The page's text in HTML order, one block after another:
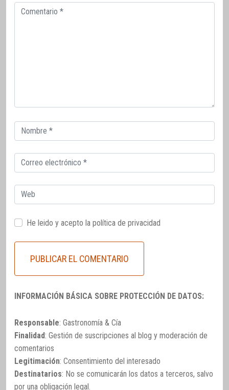
Comentario
Correo
electrónico
Correo
electrónico
Web
He leido y acepto la política de privacidad
INFORMACIÓN BÁSICA SOBRE PROTECCIÓN DE DATOS:
Responsable: Gastronomía & Cía
Finalidad: Gestión de suscripciones al blog y moderación de
comentarios
Legitimación: Consentimiento del interesado
Destinatarios: No se comunicarán los datos a terceros, salvo
por una obligación legal.